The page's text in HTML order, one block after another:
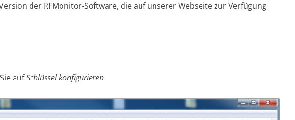
der RFMonitor-Software, die auf unserer Webseite zur Verfügung
aufSchlüssel konfigurieren